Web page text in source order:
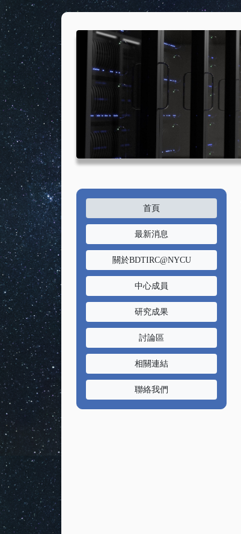
首頁
最新消息
關於BDTIRC@NYCU
中心成員
研究成果
討論區
相關連結
聯絡我們